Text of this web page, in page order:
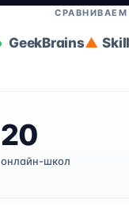
GeekBrains
20
онлайн-школ